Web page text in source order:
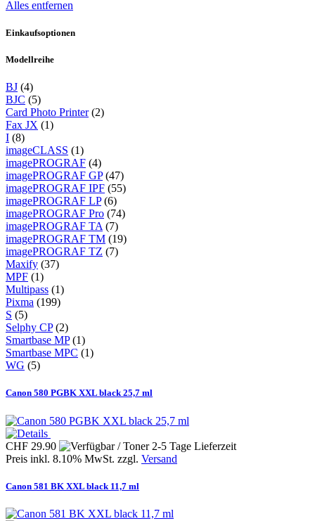
Alles entfernen
Einkaufsoptionen
Modellreihe
BJ (4)
BJC (5)
Card Photo Printer(2)
Fax JX (1)
I (8)
imageCLASS (1)
imagePROGRAF (4)
imagePROGRAF GP(47)
imagePROGRAF IPF (55)
imagePROGRAF LP(6)
imagePROGRAF Pro (74)
imagePROGRAF TA (7)
imagePROGRAF TM (19)
imagePROGRAF TZ (7)
Maxify (37)
MPF (1)
Multipass (1)
Pixma (199)
S (5)
Selphy CP(2)
Smartbase MP(1)
Smartbase MPC (1)
WG (5)
Canon 580 PGBK XXL black 25,7 ml
CHF 29.90
Preis inkl. 8.10% MwSt. zzgl. Versand
Canon 581 BK XXL black 11,7 ml